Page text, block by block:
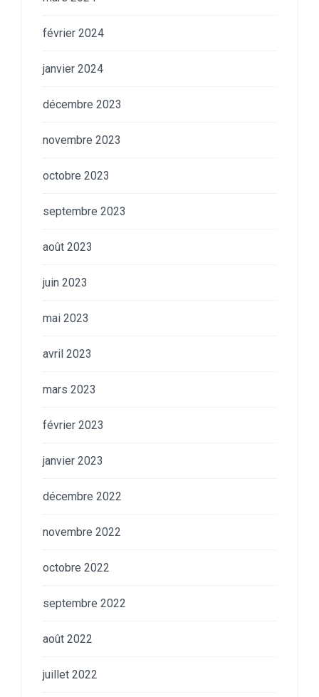
février 2024
janvier 2024
décembre 2023
novembre 2023
octobre 2023
septembre 2023
août 2023
juin 2023
mai 2023
avril 2023
mars 2023
février 2023
janvier 2023
décembre 2022
novembre 2022
octobre 2022
septembre 2022
août 2022
juillet 2022